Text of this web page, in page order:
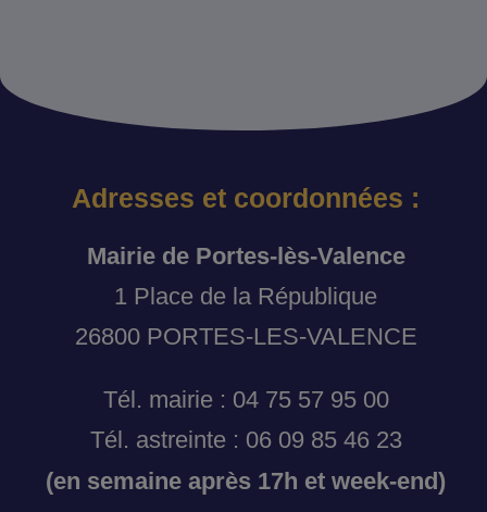
Adresses et coordonnées :
Mairie de Portes-lès-Valence
1 Place de la République
26800 PORTES-LES-VALENCE
Tél. mairie : 04 75 57 95 00
Tél. astreinte : 06 09 85 46 23
(en semaine après 17h et week-end)